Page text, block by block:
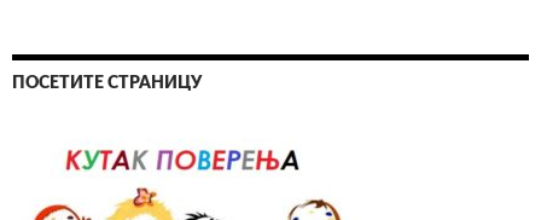
ПОСЕТИТЕ СТРАНИЦУ